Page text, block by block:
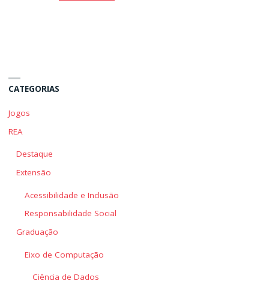
CATEGORIAS
Jogos
REA
Destaque
Extensão
Acessibilidade e Inclusão
Responsabilidade Social
Graduação
Eixo de Computação
Ciência de Dados